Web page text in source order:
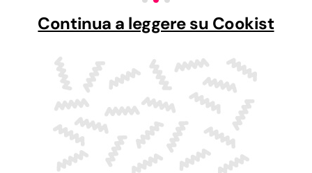
Continua a leggere su Cookist